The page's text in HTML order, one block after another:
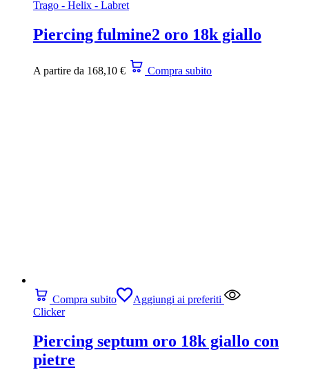
Trago - Helix - Labret
Piercing fulmine2 oro 18k giallo
A partire da 168,10 € Compra subito
Compra subito
Aggiungi ai preferiti
Clicker
Piercing septum oro 18k giallo con
pietre